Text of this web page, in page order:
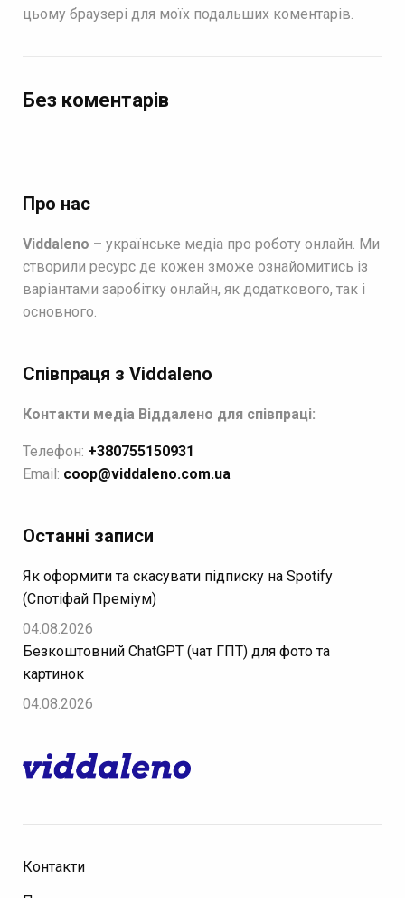
цьому браузері для моїх подальших коментарів.
Без коментарів
Про нас
Viddaleno – українське медіа про роботу онлайн. Ми
створили ресурс де кожен зможе ознайомитись із
варіантами заробітку онлайн, як додаткового, так і
основного.
Співпраця з Viddaleno
Контакти медіа Віддалено для співпраці:
Телефон: +380755150931
Email: coop@viddaleno.com.ua
Останні записи
Як оформити та скасувати підписку на Spotify
(Спотіфай Преміум)
04.08.2026
Безкоштовний ChatGPT (чат ГПТ) для фото та
картинок
04.08.2026
Контакти